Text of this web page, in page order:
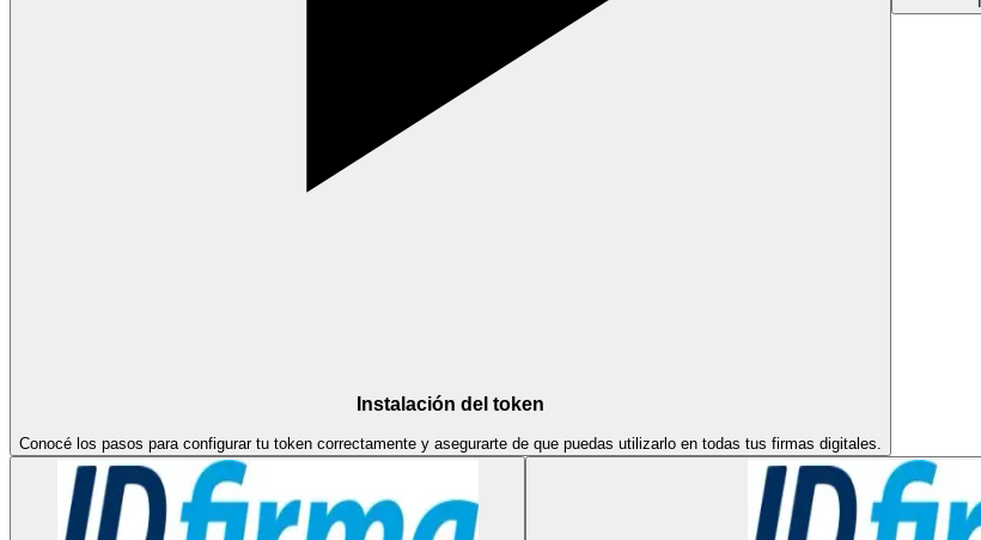
Instalación del token
Conocé los pasos para configurar tu token correctamente y asegurarte de que puedas utilizarlo en todas tus firmas digitales.